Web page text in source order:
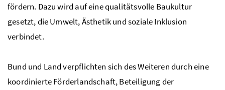
fördern. Dazu wird auf eine qualitätsvolle Baukultur
gesetzt, die Umwelt, Ästhetik und soziale Inklusion
verbindet.
Bund und Land verpflichten sich des Weiteren durch eine
koordinierte Förderlandschaft, Beteiligung der